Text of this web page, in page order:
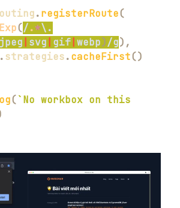
.registerRoute(
(/.*\.
jpeg svg gif webp)/g) ,
.strategies.cacheFirst()
(` No workbox on this